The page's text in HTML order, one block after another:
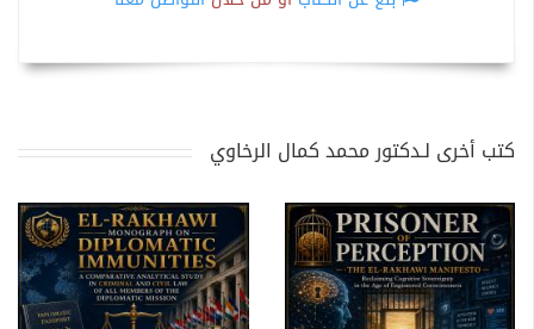
كتب أخرى لـدكتور محمد كمال الرخاوي